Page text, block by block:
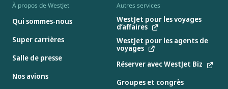
À propos de WestJet
Qui sommes-nous
Super carrières
Salle de presse
Nos avions
Autres services
WestJet pour les voyages
d’affaires
WestJet pour les agents de
voyages
Réserver avec WestJet Biz
Groupes et congrès